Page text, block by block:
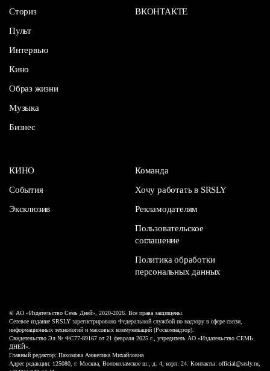
Сториз
Пульт
Интервью
Кино
Образ жизни
Музыка
Бизнес
ВКОНТАКТЕ
КИНО
События
Эксклюзив
Команда
Хочу работать в SRSLY
Рекламодателям
Пользовательское
соглашение
Политика обработки
персональных данных
© АО «Издательство Семь Дней», 2020-2026. Все права защищены.
Сетевое издание SRSLY зарегистрировано Федеральной службой по надзору в сфере связи,
информационных технологий и массовых коммуникаций (Роскомнадзор).
Свидетельство Эл № ФС77-89167 от 21 февраля 2025 г., учредитель АО «Издательство СЕМЬ
ДНЕЙ».
Главный редактор: Пахомова Анжелика Михайловна
Адрес редакции: 125080, г. Москва, Волоколамское ш., д. 4, корп. 24. Контакты: official@srsly.ru,